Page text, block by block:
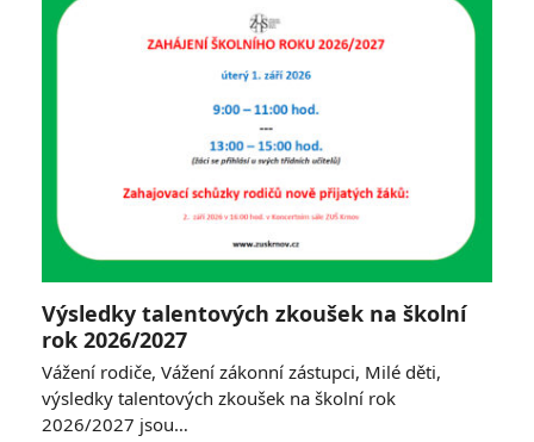
Výsledky talentových zkoušek na školní
rok 2026/2027
Vážení rodiče, Vážení zákonní zástupci, Milé děti,
výsledky talentových zkoušek na školní rok
2026/2027 jsou…